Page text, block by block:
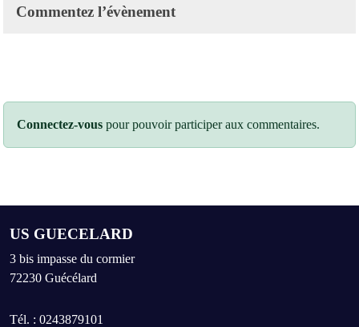
Commentez l’évènement
Connectez-vous pour pouvoir participer aux commentaires.
US GUECELARD
3 bis impasse du cormier
72230 Guécélard
Tél. : 0243879101